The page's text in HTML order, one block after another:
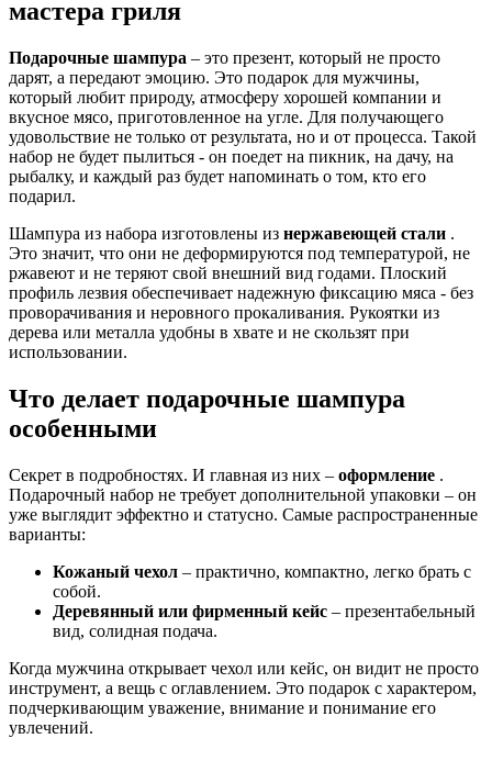
мастера гриля
Подарочные шампура – это презент, который не просто
дарят, а передают эмоцию. Это подарок для мужчины,
который любит природу, атмосферу хорошей компании и
вкусное мясо, приготовленное на угле. Для получающего
удовольствие не только от результата, но и от процесса. Такой
набор не будет пылиться - он поедет на пикник, на дачу, на
рыбалку, и каждый раз будет напоминать о том, кто его
подарил.
Шампура из набора изготовлены из нержавеющей стали .
Это значит, что они не деформируются под температурой, не
ржавеют и не теряют свой внешний вид годами. Плоский
профиль лезвия обеспечивает надежную фиксацию мяса - без
проворачивания и неровного прокаливания. Рукоятки из
дерева или металла удобны в хвате и не скользят при
использовании.
Что делает подарочные шампура
особенными
Секрет в подробностях. И главная из них – оформление .
Подарочный набор не требует дополнительной упаковки – он
уже выглядит эффектно и статусно. Самые распространенные
варианты:
Кожаный чехол – практично, компактно, легко брать с
собой.
Деревянный или фирменный кейс – презентабельный
вид, солидная подача.
Когда мужчина открывает чехол или кейс, он видит не просто
инструмент, а вещь с оглавлением. Это подарок с характером,
подчеркивающим уважение, внимание и понимание его
увлечений.